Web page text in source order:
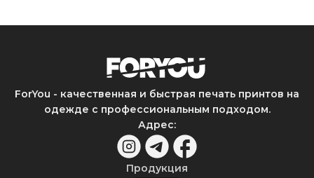
ForYou - качественная и быстрая печать принтов на
одежде с профессиональным подходом.
Адрес:
Продукция